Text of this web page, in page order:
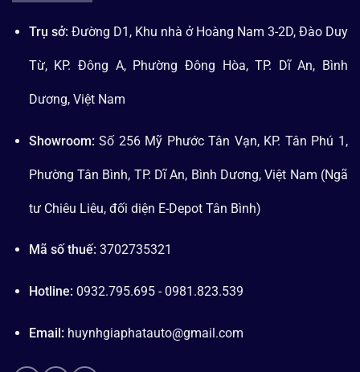
Trụ sở: Đường D1, Khu nhà ở Hoàng Nam 3-2D, Đào Duy
Từ, KP. Đông A, Phường Đông Hòa, TP. Dĩ An, Bình
Dương, Việt Nam
Showroom: Số 256 Mỹ Phước Tân Vạn, KP. Tân Phú 1,
Phường Tân Bình, TP. Dĩ An, Bình Dương, Việt Nam (Ngã
tư Chiêu Liêu, đối diện E-Depot Tân Bình)
Mã số thuế: 3702735321
Hotline: 0932.795.695 - 0981.823.539
Email: huynhgiaphatauto@gmail.com